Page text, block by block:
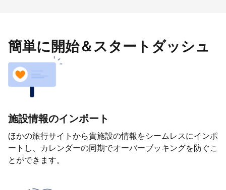
簡単に開始＆スタートダッシュ
施設情報のインポート
ほかの旅行サイトから貴施設の情報をシームレスにインポ
ートし、カレンダーの同期でオーバーブッキングを防ぐこ
とができます。